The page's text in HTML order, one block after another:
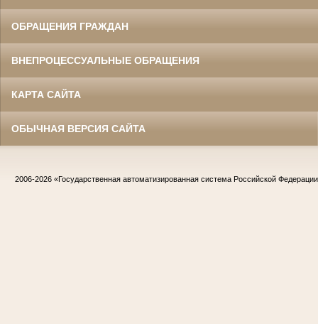
ОБРАЩЕНИЯ ГРАЖДАН
ВНЕПРОЦЕССУАЛЬНЫЕ ОБРАЩЕНИЯ
КАРТА САЙТА
ОБЫЧНАЯ ВЕРСИЯ САЙТА
2006-2026 «Государственная автоматизированная система Российской